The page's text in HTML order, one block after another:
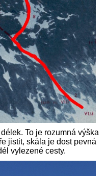
To je rozumná výška
jistit, skála je dost pevná
vylezené cesty.